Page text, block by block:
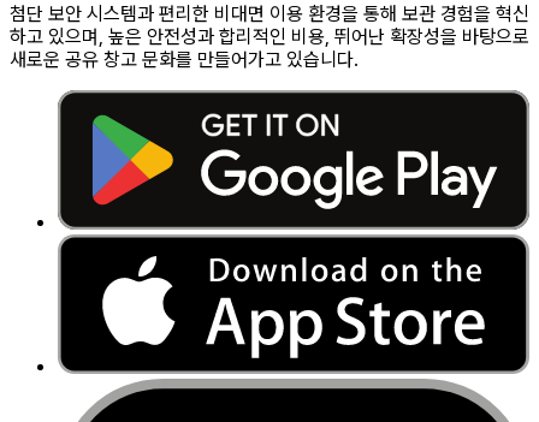
첨단 보안 시스템과 편리한 비대면 이용 환경을 통해 보관 경험을 혁신
하고 있으며, 높은 안전성과 합리적인 비용, 뛰어난 확장성을 바탕으로
새로운 공유 창고 문화를 만들어가고 있습니다.